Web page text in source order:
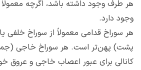
هر طرف وجود داشته باشد، اگرچه
وجود دارد.
هر سوراخ قدامی معمولاً از سوراخ خلفی
پشت) پهن‌تر است. هر سوراخ خاجی
کانالی برای عبور اعصاب خاجی و عروق